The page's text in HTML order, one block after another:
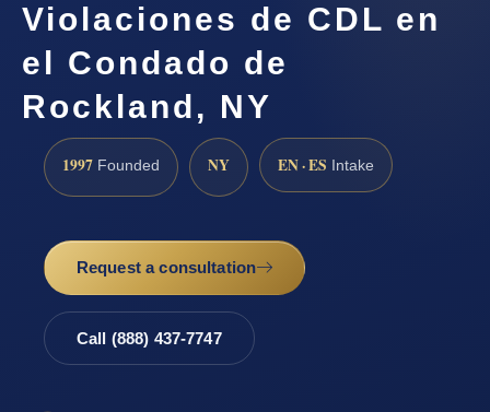
Violaciones de CDL en
el Condado de
Rockland, NY
1997 Founded NY EN · ES Intake
Request a consultation
Call (888) 437-7747